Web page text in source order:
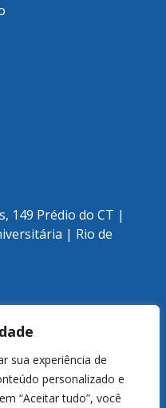
sua experiência de
personalizado e
“Aceitar tudo”, você
149 Prédio do CT |
| Rio de
Tecnologia Submarina.